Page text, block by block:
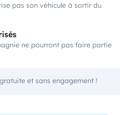
pas son véhicule à sortir du
ne pourront pas faire partie
et sans engagement !